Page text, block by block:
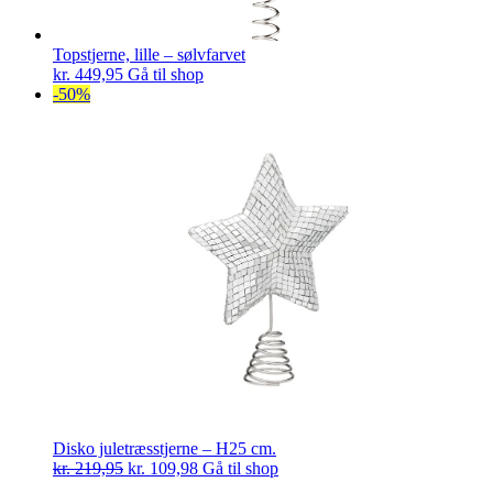
Topstjerne, lille – sølvfarvet
kr. 449,95 Gå til shop
-50%
Disko juletræsstjerne – H25 cm.
kr.219,95 Den
kr. 109,98Den
Gå til shop